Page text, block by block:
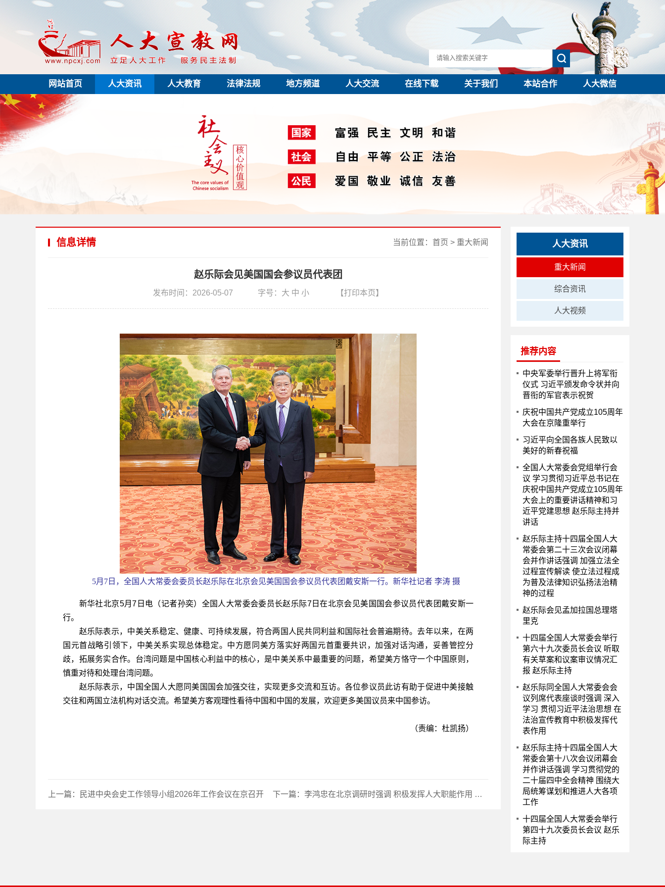
网站首页 人大资讯 人大教育 法律法规 地方频道 人大交流 在线下载 关于我们 本站合作 人大微信
信息详情 当前位置： 首页 > 重大新闻
赵乐际会见美国国会参议员代表团
发布时间：2026-05-07 字号： 大 中 小 【打印本页】
5月7日，全国人大常委会委员长赵乐际在北京会见美国国会参议员代表团戴安斯一行。新华社记者 李涛 摄
新华社北京5月7日电（记者孙奕）全国人大常委会委员长赵乐际7日在北京会见美国国会参议员代表团戴安斯一
行。
赵乐际表示，中美关系稳定、健康、可持续发展，符合两国人民共同利益和国际社会普遍期待。去年以来，在两
国元首战略引领下，中美关系实现总体稳定。中方愿同美方落实好两国元首重要共识，加强对话沟通，妥善管控分
歧，拓展务实合作。台湾问题是中国核心利益中的核心，是中美关系中最重要的问题，希望美方恪守一个中国原则，
慎重对待和处理台湾问题。
赵乐际表示，中国全国人大愿同美国国会加强交往，实现更多交流和互访。各位参议员此访有助于促进中美接触
交往和两国立法机构对话交流。希望美方客观理性看待中国和中国的发展，欢迎更多美国议员来中国参访。
（责编：杜凯扬）
上一篇： 民进中央会史工作领导小组2026年工作会议在京召开 下一篇： 李鸿忠在北京调研时强调 积极发挥人大职能作用 更好服务高质量发展
人大资讯
重大新闻
综合资讯
人大视频
推荐内容
中央军委举行晋升上将军衔
仪式 习近平颁发命令状并向
晋衔的军官表示祝贺
庆祝中国共产党成立105周年
大会在京隆重举行
习近平向全国各族人民致以
美好的新春祝福
全国人大常委会党组举行会
议 学习贯彻习近平总书记在
庆祝中国共产党成立105周年
大会上的重要讲话精神和习
近平党建思想 赵乐际主持并
讲话
赵乐际主持十四届全国人大
常委会第二十三次会议闭幕
会并作讲话强调 加强立法全
过程宣传解读 使立法过程成
为普及法律知识弘扬法治精
神的过程
赵乐际会见孟加拉国总理塔
里克
十四届全国人大常委会举行
第六十九次委员长会议 听取
有关草案和议案审议情况汇
报 赵乐际主持
赵乐际同全国人大常委会会
议列席代表座谈时强调 深入
学习 贯彻习近平法治思想 在
法治宣传教育中积极发挥代
表作用
赵乐际主持十四届全国人大
常委会第十八次会议闭幕会
并作讲话强调 学习贯彻党的
二十届四中全会精神 围绕大
局统筹谋划和推进人大各项
工作
十四届全国人大常委会举行
第四十九次委员长会议 赵乐
际主持